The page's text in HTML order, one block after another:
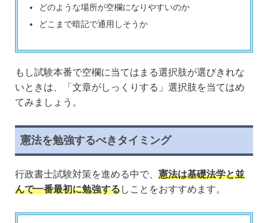
どのような場所が空欄になりやすいのか
どこまで暗記で通用しそうか
もし試験本番で空欄に当てはまる選択肢が選びきれな
いときは、「文章がしっくりする」選択肢を当てはめ
てみましょう。
憲法を勉強するべきタイミング
行政書士試験対策を進める中で、 憲法は基礎法学と並
んで一番最初に勉強するしことをおすすめます。